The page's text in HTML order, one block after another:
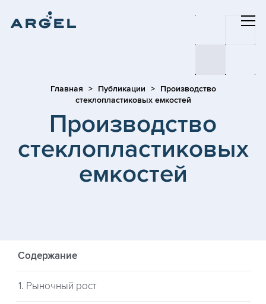
Главная Публикации
Производство
стеклопластиковых емкостей
Производство
стеклопластиковых
емкостей
Содержание
1. Рыночный рост